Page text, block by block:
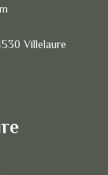
Villelaure